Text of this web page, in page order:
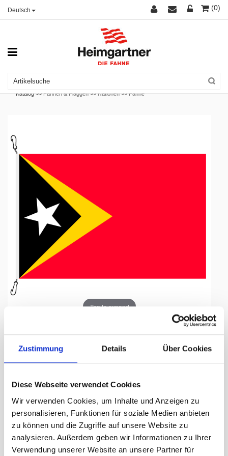
Zustimmung Details Über Cookies
Diese Webseite verwendet Cookies
Wir verwenden Cookies, um Inhalte und Anzeigen zu
personalisieren, Funktionen für soziale Medien anbieten
zu können und die Zugriffe auf unsere Website zu
analysieren. Außerdem geben wir Informationen zu Ihrer
Verwendung unserer Website an unsere Partner für
Deutsch (0)
Katalog >>Fahnen & Flaggen >>Nationen >>Fahne
Tap to expand
Osttimor, 100 x 150 cm
Lieferzeit Tage:ca. 5-7 Arbeitstage
97.50 CHF